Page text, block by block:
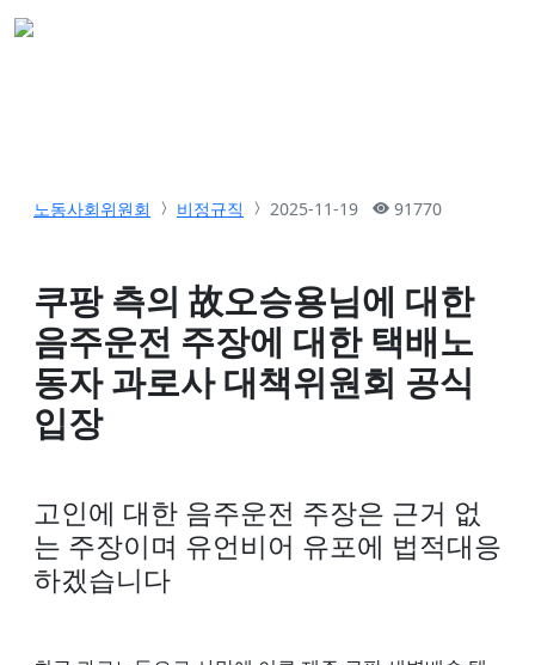
노동사회위원회 비정규직 2025-11-19 91770
쿠팡 측의 故오승용님에 대한
음주운전 주장에 대한 택배노
동자 과로사 대책위원회 공식
입장
고인에 대한 음주운전 주장은 근거 없
는 주장이며 유언비어 유포에 법적대응
하겠습니다